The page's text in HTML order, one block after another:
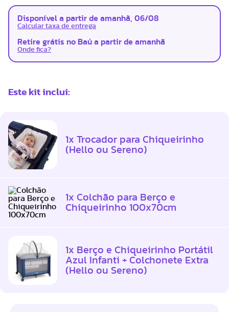
Disponível a partir de amanhã, 06/08
Calcular taxa de entrega
Retire grátis no Baú a partir de amanhã
Onde fica?
Este kit inclui:
1x Trocador para Chiqueirinho
(Hello ou Sereno)
1x Colchão para Berço e
Chiqueirinho 100x70cm
1x Berço e Chiqueirinho Portátil
Azul Infanti + Colchonete Extra
(Hello ou Sereno)